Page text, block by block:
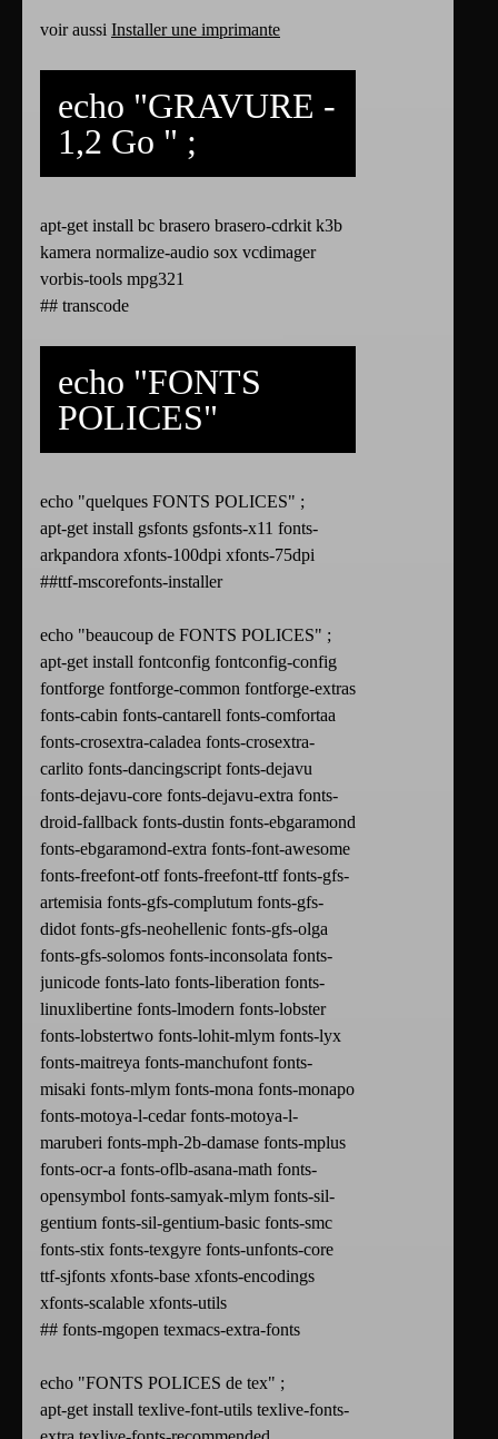
voir aussi Installer une imprimante
echo "GRAVURE -
1,2 Go " ;
apt-get install bc brasero brasero-cdrkit k3b
kamera normalize-audio sox vcdimager
vorbis-tools mpg321
## transcode
echo "FONTS
POLICES"
echo "quelques FONTS POLICES" ;
apt-get install gsfonts gsfonts-x11 fonts-
arkpandora xfonts-100dpi xfonts-75dpi
##ttf-mscorefonts-installer
echo "beaucoup de FONTS POLICES" ;
apt-get install fontconfig fontconfig-config
fontforge fontforge-common fontforge-extras
fonts-cabin fonts-cantarell fonts-comfortaa
fonts-crosextra-caladea fonts-crosextra-
carlito fonts-dancingscript fonts-dejavu
fonts-dejavu-core fonts-dejavu-extra fonts-
droid-fallback fonts-dustin fonts-ebgaramond
fonts-ebgaramond-extra fonts-font-awesome
fonts-freefont-otf fonts-freefont-ttf fonts-gfs-
artemisia fonts-gfs-complutum fonts-gfs-
didot fonts-gfs-neohellenic fonts-gfs-olga
fonts-gfs-solomos fonts-inconsolata fonts-
junicode fonts-lato fonts-liberation fonts-
linuxlibertine fonts-lmodern fonts-lobster
fonts-lobstertwo fonts-lohit-mlym fonts-lyx
fonts-maitreya fonts-manchufont fonts-
misaki fonts-mlym fonts-mona fonts-monapo
fonts-motoya-l-cedar fonts-motoya-l-
maruberi fonts-mph-2b-damase fonts-mplus
fonts-ocr-a fonts-oflb-asana-math fonts-
opensymbol fonts-samyak-mlym fonts-sil-
gentium fonts-sil-gentium-basic fonts-smc
fonts-stix fonts-texgyre fonts-unfonts-core
ttf-sjfonts xfonts-base xfonts-encodings
xfonts-scalable xfonts-utils
## fonts-mgopen texmacs-extra-fonts
echo "FONTS POLICES de tex" ;
apt-get install texlive-font-utils texlive-fonts-